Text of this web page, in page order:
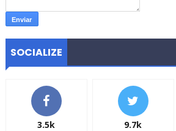
SOCIALIZE
3.5k 9.7k